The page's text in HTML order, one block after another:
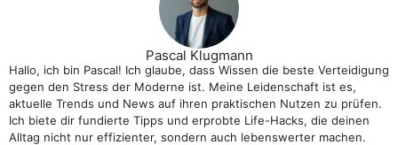
Pascal Klugmann
Hallo, ich bin Pascal! Ich glaube, dass Wissen die beste Verteidigung
gegen den Stress der Moderne ist. Meine Leidenschaft ist es,
aktuelle Trends und News auf ihren praktischen Nutzen zu prüfen.
Ich biete dir fundierte Tipps und erprobte Life-Hacks, die deinen
Alltag nicht nur effizienter, sondern auch lebenswerter machen.